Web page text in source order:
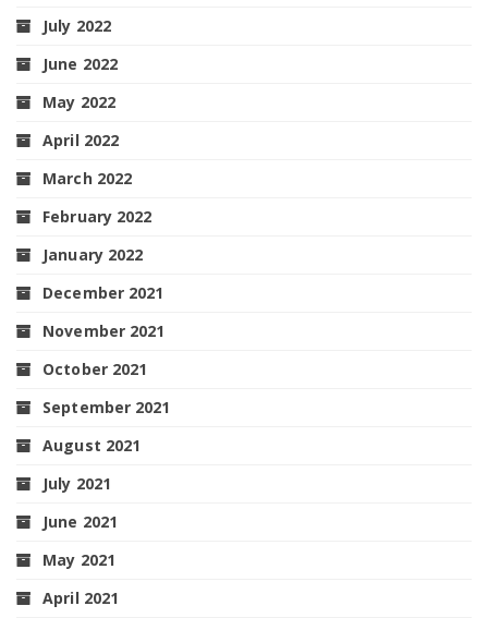
July 2022
June 2022
May 2022
April 2022
March 2022
February 2022
January 2022
December 2021
November 2021
October 2021
September 2021
August 2021
July 2021
June 2021
May 2021
April 2021